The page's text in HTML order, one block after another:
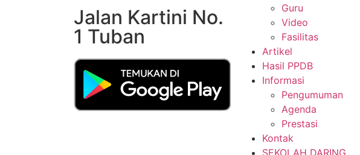
Jalan Kartini No.
1 Tuban
Guru
Video
Fasilitas
Artikel
Hasil PPDB
Informasi
Pengumuman
Agenda
Prestasi
Kontak
SEKOLAH DARING